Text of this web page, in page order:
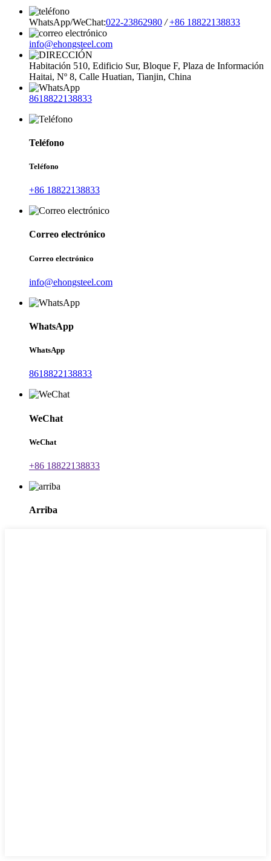
WhatsApp/WeChat:022-23862980 / +86 18822138833
info@ehongsteel.com
Habitación 510, Edificio Sur, Bloque F, Plaza de Información
Haitai, Nº 8, Calle Huatian, Tianjin, China
8618822138833
Teléfono
Teléfono
+86 18822138833
Correo electrónico
Correo electrónico
info@ehongsteel.com
WhatsApp
WhatsApp
8618822138833
WeChat
WeChat
+86 18822138833
Arriba